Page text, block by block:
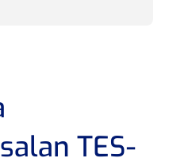
TES-